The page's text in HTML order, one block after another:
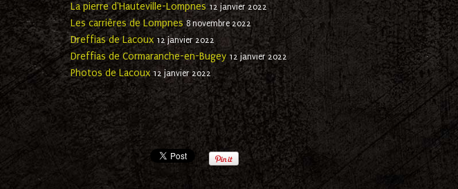
La pierre d'Hauteville-Lompnes12 janvier 2022
Les carrières de Lompnes8 novembre 2022
Dreffias de Lacoux12 janvier 2022
Dreffias de Cormaranche-en-Bugey 12 janvier 2022
Photos de Lacoux12 janvier 2022